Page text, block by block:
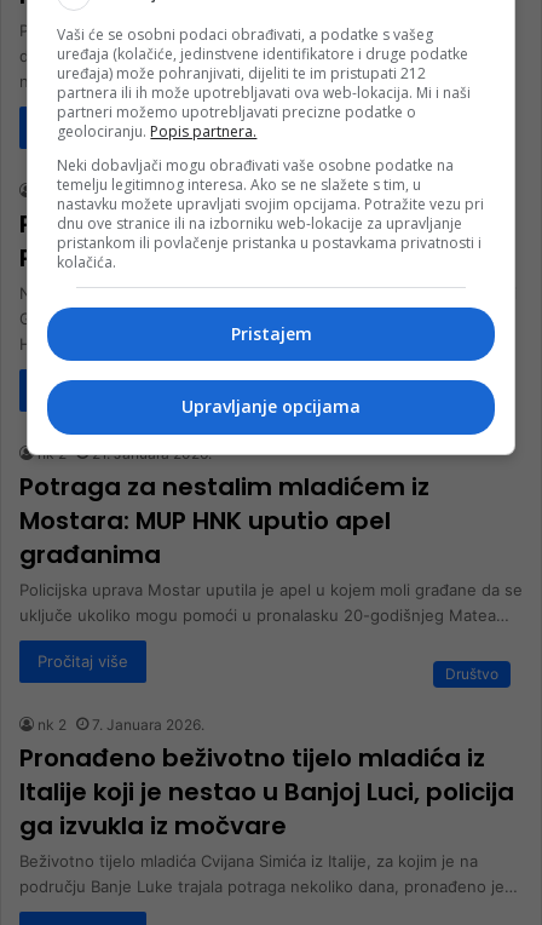
Porodica 26-godišnjeg Vedada Dolovčića iz Sarajeva već nekoliko
dana bezuspješno pokušava saznati bilo kakvu informaciju o
njemu, nakon što mu…
Pročitaj više
nk 2 22. Februara 2026.
Potraga u Sarajevu: Nestala Hasija
Purivatra
Na poziv Operativnog centra Službe za civilnu zaštitu Općina Novi
Grad Sarajevo, danas je pokrenuta potraga za nestalom osobom
Hasijom…
Pročitaj više
Vijesti
nk 2 21. Januara 2026.
Potraga za nestalim mladićem iz
Mostara: MUP HNK uputio apel
građanima
Policijska uprava Mostar uputila je apel u kojem moli građane da se
uključe ukoliko mogu pomoći u pronalasku 20-godišnjeg Matea…
Pročitaj više
Društvo
nk 2 7. Januara 2026.
Pronađeno beživotno tijelo mladića iz
Italije koji je nestao u Banjoj Luci, policija
ga izvukla iz močvare
Beživotno tijelo mladića Cvijana Simića iz Italije, za kojim je na
području Banje Luke trajala potraga nekoliko dana, pronađeno je…
Vaši će se osobni podaci obrađivati, a podatke s vašeg
uređaja (kolačiće, jedinstvene identifikatore i druge podatke
uređaja) može pohranjivati, dijeliti te im pristupati 212
partnera ili ih može upotrebljavati ova web-lokacija. Mi i naši
partneri možemo upotrebljavati precizne podatke o
geolociranju. Popis partnera.
Neki dobavljači mogu obrađivati vaše osobne podatke na
temelju legitimnog interesa. Ako se ne slažete s tim, u
nastavku možete upravljati svojim opcijama. Potražite vezu pri
dnu ove stranice ili na izborniku web-lokacije za upravljanje
pristankom ili povlačenje pristanka u postavkama privatnosti i
kolačića.
Pristajem
Upravljanje opcijama